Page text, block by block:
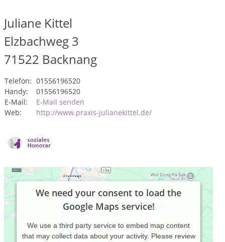
Juliane Kittel
Elzbachweg 3
71522 Backnang
Telefon: 01556196520
Handy:
01556196520
E-Mail:
E-Mail senden
Web:
http://www.praxis-julianekittel.de/
We need your consent to load the
Google Maps service!
We use a third party service to embed map content
that may collect data about your activity. Please review